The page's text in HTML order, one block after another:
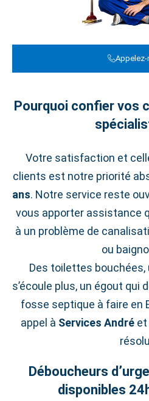
Appelez-
Pourquoi confier vos
Votre satisfaction et
clients est notre priorité
ans. Notre service reste
vous apporter assistance
à un problème de
ou
Des toilettes bouchées,
s’écoule plus, un égout qui
fosse septique à faire en
appel à Services André et
Déboucheurs
disponibles